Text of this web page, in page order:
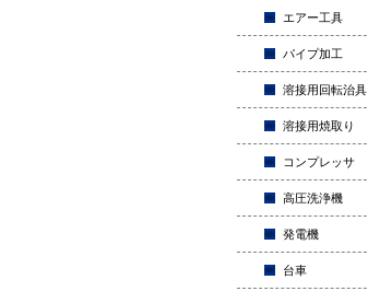
エアー工具
パイプ加工
溶接用回転治具
溶接用焼取り
コンプレッサ
高圧洗浄機
発電機
台車